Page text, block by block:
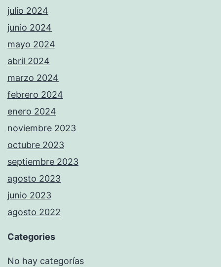
julio 2024
junio 2024
mayo 2024
abril 2024
marzo 2024
febrero 2024
enero 2024
noviembre 2023
octubre 2023
septiembre 2023
agosto 2023
junio 2023
agosto 2022
Categories
No hay categorías